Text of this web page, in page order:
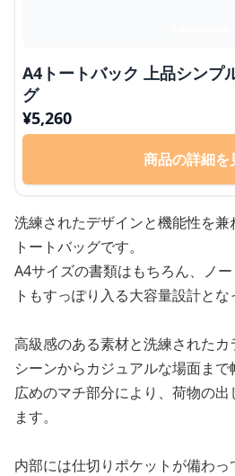
A4トートバック 上品シンプ
グ
¥5,260
商品の詳細を
洗練されたデザインと機能性を
トートバッグです。
A4サイズの書類はもちろん、ノ
トもすっぽり入る大容量設計とな
高級感のある素材と洗練された
シーンからカジュアルな場面まで
広めのマチ部分により、荷物の出
ます。
内部には仕切りポケットが備わ